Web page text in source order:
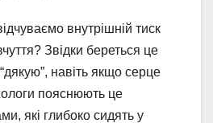
внутрішній тиск
Звідки береться це
навіть якщо серце
пояснюють це
які глибоко сидять у